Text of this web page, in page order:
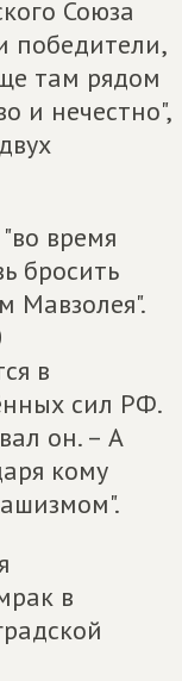
Союза
победители,
там рядом
и нечестно",
время
бросить
Мавзолея".
в
сил РФ.
он. – А
кому
в